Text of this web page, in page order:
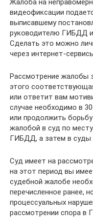
Жалоба на
видеофиксации
выписавшему
руководителю ГИБДД
Сделать это можно
через интернет-
Рассмотрение жалобы
этого
или ответит вам
случае необходимо в
или продолжить
жалобой в суд по
ГИБДД, а затем в суды
Суд имеет на
на этот период вы
судебной жалобе
перечисленное ранее,
процессуальных
рассмотрении спора в